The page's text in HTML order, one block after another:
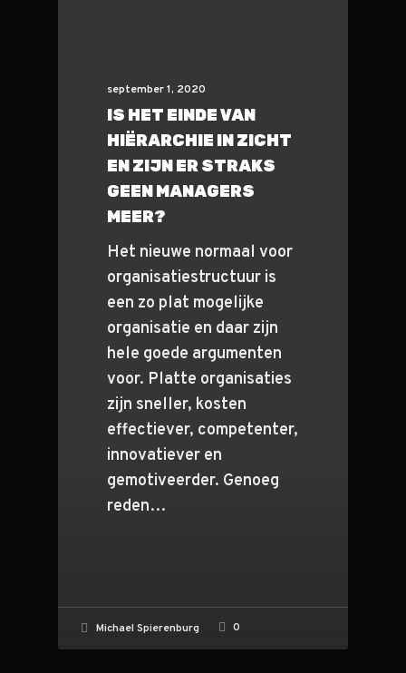
september 1, 2020
IS HET EINDE VAN
HIËRARCHIE IN ZICHT
EN ZIJN ER STRAKS
GEEN MANAGERS
MEER?
Het nieuwe normaal voor
organisatiestructuur is
een zo plat mogelijke
organisatie en daar zijn
hele goede argumenten
voor. Platte organisaties
zijn sneller, kosten
effectiever, competenter,
innovatiever en
gemotiveerder. Genoeg
reden…
Michael Spierenburg 0